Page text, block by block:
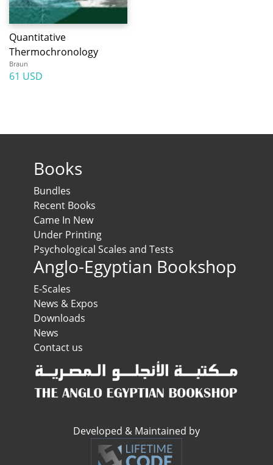
Quantitative
Thermochronology
Braun
61 USD
Books
Bundles
Recent Books
Came In New
Under Printing
Psychological Scales and Tests
Anglo-Egyptian Bookshop
E-Scales
News & Expos
Downloads
News
Contact us
Developed & Maintained by